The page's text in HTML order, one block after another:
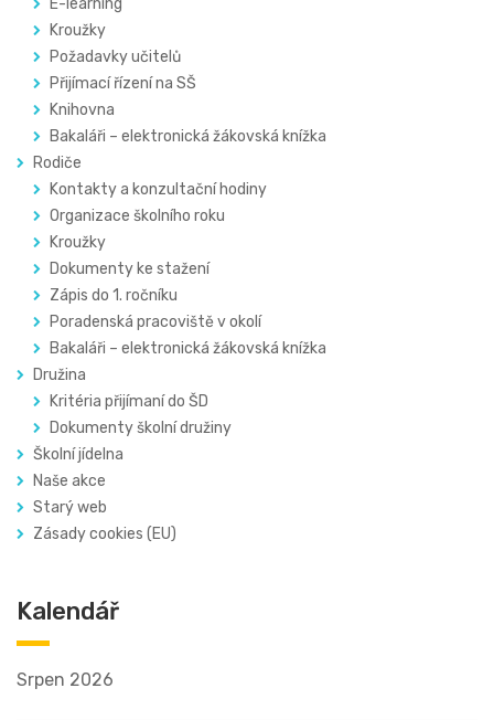
E-learning
Kroužky
Požadavky učitelů
Přijímací řízení na SŠ
Knihovna
Bakaláři – elektronická žákovská knížka
Rodiče
Kontakty a konzultační hodiny
Organizace školního roku
Kroužky
Dokumenty ke stažení
Zápis do 1. ročníku
Poradenská pracoviště v okolí
Bakaláři – elektronická žákovská knížka
Družina
Kritéria přijímaní do ŠD
Dokumenty školní družiny
Školní jídelna
Naše akce
Starý web
Zásady cookies (EU)
Kalendář
Srpen 2026